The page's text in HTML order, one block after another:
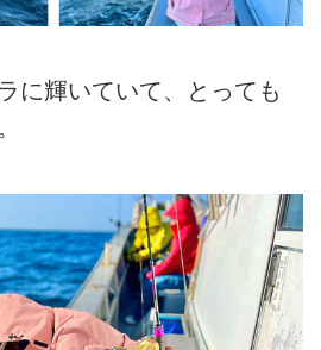
に輝いていて、とっても